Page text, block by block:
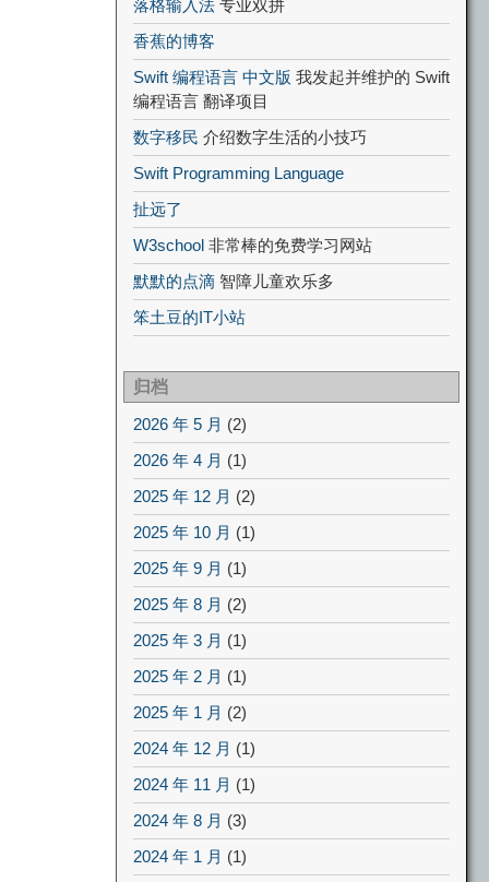
落格输入法 专业双拼
香蕉的博客
Swift 编程语言 中文版 我发起并维护的 Swift
编程语言 翻译项目
数字移民 介绍数字生活的小技巧
Swift Programming Language
扯远了
W3school 非常棒的免费学习网站
默默的点滴 智障儿童欢乐多
笨土豆的IT小站
归档
2026 年 5 月 (2)
2026 年 4 月 (1)
2025 年 12 月 (2)
2025 年 10 月 (1)
2025 年 9 月 (1)
2025 年 8 月 (2)
2025 年 3 月 (1)
2025 年 2 月 (1)
2025 年 1 月 (2)
2024 年 12 月 (1)
2024 年 11 月 (1)
2024 年 8 月 (3)
2024 年 1 月 (1)